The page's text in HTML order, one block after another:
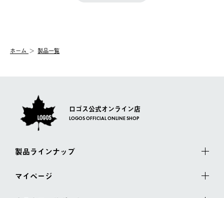
【配送業者】
佐川急便にて配送されます。
一度お手元の商品を返品いただき、ご希望商品を再注文してくだ
ホーム 製品一覧
ロゴス公式オンライン店
LOGOS OFFICIAL ONLINE SHOP
製品ラインナップ
マイページ